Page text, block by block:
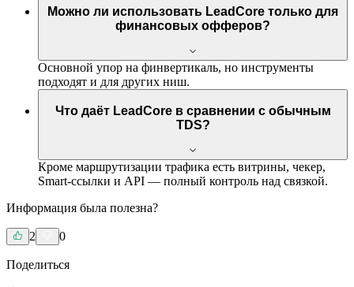
Можно ли использовать LeadCore только для
финансовых офферов?
Основной упор на финвертикаль, но инструменты
подходят и для других ниш.
Что даёт LeadCore в сравнении с обычным
TDS?
Кроме маршрутизации трафика есть витрины, чекер,
Smart-ссылки и API — полный контроль над связкой.
Информация была полезна?
2 0
Поделиться